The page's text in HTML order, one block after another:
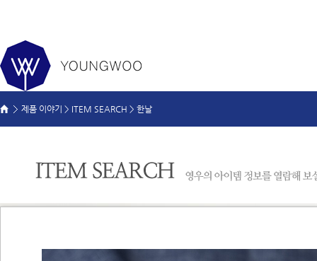
제품 이야기 > ITEM SEARCH > 한날